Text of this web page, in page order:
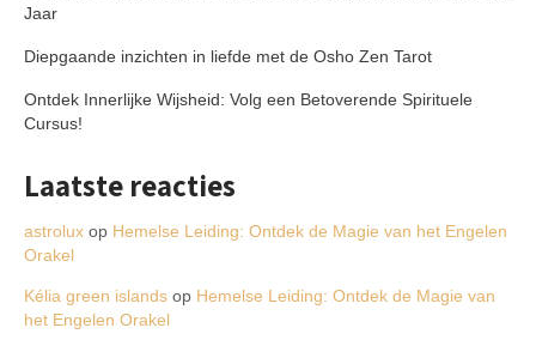
Jaar
Diepgaande inzichten in liefde met de Osho Zen Tarot
Ontdek Innerlijke Wijsheid: Volg een Betoverende Spirituele
Cursus!
Laatste reacties
astrolux op Hemelse Leiding: Ontdek de Magie van het Engelen
Orakel
Kélia green islands op Hemelse Leiding: Ontdek de Magie van
het Engelen Orakel